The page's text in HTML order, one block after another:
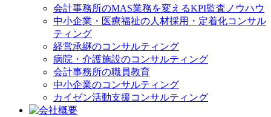
会計事務所のMAS業務を変えるKPI監査ノウハウ
中小企業・医療福祉の人材採用・定着化コンサル
ティング
経営承継のコンサルティング
病院・介護施設のコンサルティング
会計事務所の職員教育
中小企業のコンサルティング
カイゼン活動支援コンサルティング